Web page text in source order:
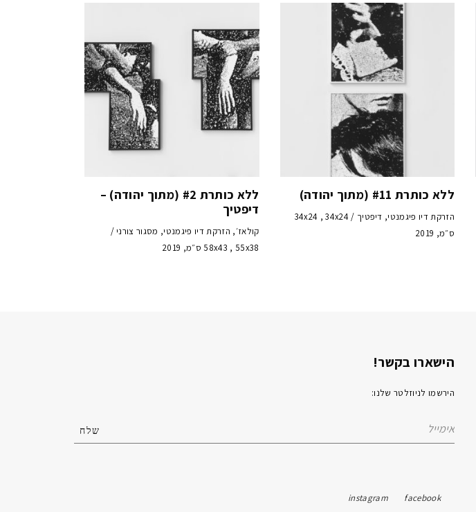
ללא כותרת #11 (מתוך יהודה)
הזרקת דיו פיגמנטי, דיפטיך / 34x24 , 34x24
ס״מ, 2019
ללא כותרת #2 (מתוך יהודה) –
דיפטיך
קולאז׳, הזרקת דיו פיגמנטי, מסגור צורני /
58x43 , 55x38 ס״מ, 2019
הישארו בקשר!
הירשמו לניוזלטר שלנו:
facebook
instagram